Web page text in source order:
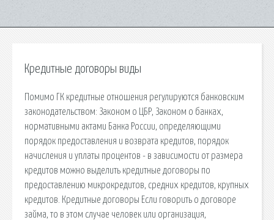
Кредитные договоры виды
Помимо ГК кредитные отношения регулируются банковским
законодательством: Законом о ЦБР, Законом о банках,
нормативными актами Банка России, определяющими
порядок предоставления и возврата кредитов, порядок
начисления и уплаты процентов - в зависимости от размера
кредитов можно выделить кредитные договоры по
предоставлению микрокредитов, средних кредитов, крупных
кредитов. Кредитные договоры Если говорить о договоре
займа, то в этом случае человек или организация,